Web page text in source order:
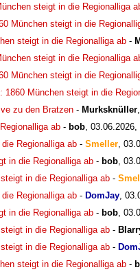
steigt in die Regionalliga
München steigt in die
steigt in die Regionalliga ab -
steigt in die Regionalliga
München steigt in die
1860 München steigt in die
zu den Bratzen - Murksknüller
ab - bob 03.06.2026,
Regionalliga ab - Smeller
in die Regionalliga ab - bob
in die Regionalliga ab -
Regionalliga ab - DomJay
in die Regionalliga ab - bob
in die Regionalliga ab -
in die Regionalliga ab -
steigt in die Regionalliga ab -